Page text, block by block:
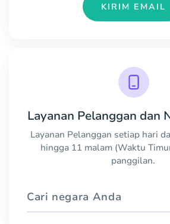
KIRIM EMAIL
Layanan Pelanggan dan
Layanan Pelanggan setiap hari
hingga 11 malam (Waktu
panggilan.
Cari negara Anda